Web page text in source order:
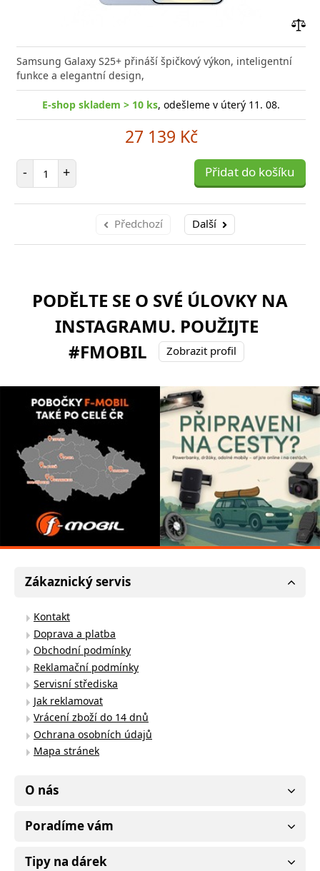
Samsung Galaxy S25+ přináší špičkový výkon, inteligentní
funkce a elegantní design,
E-shop skladem > 10 ks, odešleme v úterý 11. 08.
27 139 Kč
- Počet položek
+ Přidat do košíku
Předchozí Další
PODĚLTE SE O SVÉ ÚLOVKY NA
INSTAGRAMU. POUŽIJTE
#FMOBIL
Zobrazit profil
Zákaznický servis
Kontakt
Doprava a platba
Obchodní podmínky
Reklamační podmínky
Servisní střediska
Jak reklamovat
Vrácení zboží do 14 dnů
Ochrana osobních údajů
Mapa stránek
O nás
Poradíme vám
Tipy na dárek